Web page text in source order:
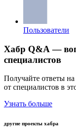
Пользователи
Хабр Q&A —
специалистов
Получайте ответы
от специалистов в
Узнать больше
другие проекты хабра